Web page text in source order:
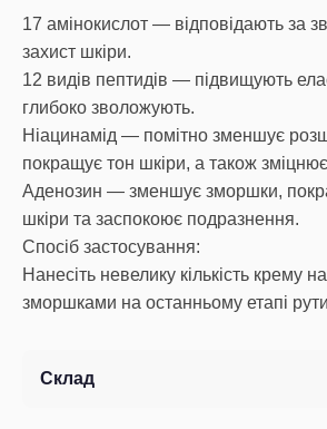
17 амінокислот — відповідають за
захист шкіри.
12 видів пептидів — підвищують
глибоко зволожують.
Ніацинамід — помітно зменшує
покращує тон шкіри, а також
Аденозин — зменшує зморшки,
шкіри та заспокоює подразнення.
Спосіб застосування:
Нанесіть невелику кількість крему
зморшками на останньому етапі
Склад